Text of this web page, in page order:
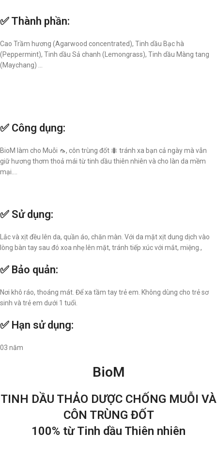
✅ Thành phần:
Cao Trầm hương (Agarwood concentrated), Tinh dầu Bạc hà
(Peppermint), Tinh dầu Sả chanh (Lemongrass), Tinh dầu Màng tang
(Maychang) …
✅ Công dụng:
BioM làm cho Muỗi 🦟, côn trùng đốt 🐜 tránh xa bạn cả ngày mà vẫn
giữ hương thơm thoả mái từ tinh dầu thiên nhiên và cho làn da mềm
mại….
✅ Sử dụng:
Lắc và xịt đều lên da, quần áo, chăn màn. Với da mặt xịt dung dịch vào
lòng bàn tay sau đó xoa nhẹ lên mặt, tránh tiếp xúc với mắt, miệng.,
✅ Bảo quản:
Nơi khô ráo, thoáng mát. Để xa tầm tay trẻ em. Không dùng cho trẻ sơ
sinh và trẻ em dưới 1 tuổi.
✅ Hạn sử dụng:
03 năm
BioM
TINH DẦU THẢO DƯỢC CHỐNG MUỖI VÀ
CÔN TRÙNG ĐỐT
100% từ Tinh dầu Thiên nhiên